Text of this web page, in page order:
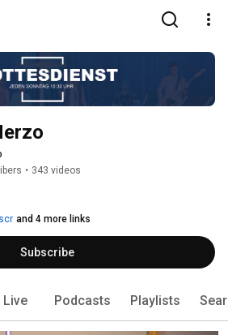
• 343 videos
and 4 more links
Subscribe
Live Podcasts Playlists